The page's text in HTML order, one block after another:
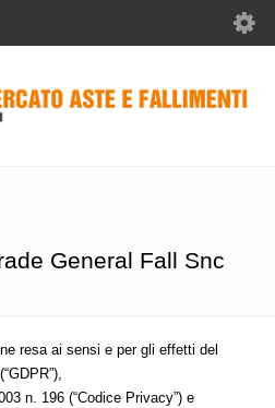
General Fall Snc
resa ai sensi e per gli effetti del
n. 196 (“Codice Privacy”) e